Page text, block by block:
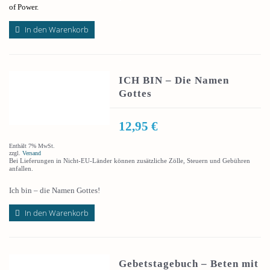
of Power.
In den Warenkorb
ICH BIN – Die Namen
Gottes
12,95€
Enthält 7% MwSt.
zzgl. Versand
Bei Lieferungen in Nicht-EU-Länder können zusätzliche Zölle, Steuern und Gebühren
anfallen.
Ich bin – die Namen Gottes!
In den Warenkorb
Gebetstagebuch – Beten mit